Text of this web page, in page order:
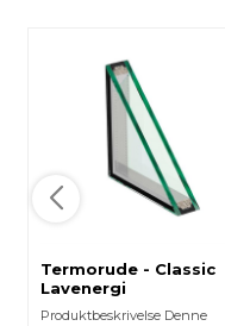
Termorude - Classic
Lavenergi
Produktbeskrivelse Denne